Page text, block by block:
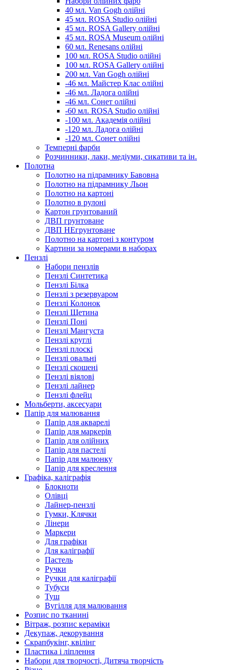
40 мл. Van Gogh олійні
45 мл. ROSA Studio олійні
45 мл. ROSA Gallery олійні
45 мл. ROSA Museum олійні
60 мл. Renesans олійні
100 мл. ROSA Studio олійні
100 мл. ROSA Gallery олійні
200 мл. Van Gogh олійні
-46 мл. Майстер Клас олійні
-46 мл. Ладога олійні
-46 мл. Сонет олійні
-60 мл. ROSA Studio олійні
-100 мл. Академія олійні
-120 мл. Ладога олійні
-120 мл. Сонет олійні
Темперні фарби
Розчинники, лаки, медіуми, сикативи та ін.
Полотна
Полотно на підрамнику Бавовна
Полотно на підрамнику Льон
Полотно на картоні
Полотно в рулоні
Картон грунтований
ДВП грунтоване
ДВП НЕгрунтоване
Полотно на картоні з контуром
Картини за номерами в наборах
Пензлі
Набори пензлів
Пензлі Синтетика
Пензлі Білка
Пензлі з резервуаром
Пензлі Колонок
Пензлі Щетина
Пензлі Поні
Пензлі Мангуста
Пензлі круглі
Пензлі плоскі
Пензлі овальні
Пензлі скошені
Пензлі віялові
Пензлі лайнер
Пензлі флейц
Мольберти, аксесуари
Папір для малювання
Папір для акварелі
Папір для маркерів
Папір для олійних
Папір для пастелі
Папір для малюнку
Папір для креслення
Графіка, каліграфія
Блокноти
Олівці
Лайнер-пензлі
Гумки, Клячки
Лінери
Маркери
Для графіки
Для каліграфії
Пастель
Ручки
Ручки для каліграфії
Тубуси
Туш
Вугілля для малювання
Розпис по тканині
Вітраж, розпис кераміки
Декупаж, декорування
Скрапбукінг, квілінг
Пластика і ліплення
Набори для творчості, Дитяча творчість